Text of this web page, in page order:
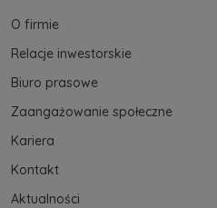
O firmie
Relacje inwestorskie
Biuro prasowe
Zaangażowanie społeczne
Kariera
Kontakt
Aktualności